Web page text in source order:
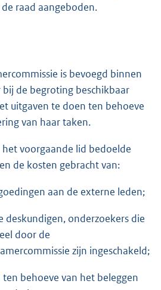
raad aangeboden.
is bevoegd binnen
bij de begroting beschikbaar
uitgaven te doen ten behoeve
van haar taken.
het voorgaande lid bedoelde
de kosten gebracht van:
aan de externe leden;
deskundigen, onderzoekers die
door de
zijn ingeschakeld;
ten behoeve van het beleggen